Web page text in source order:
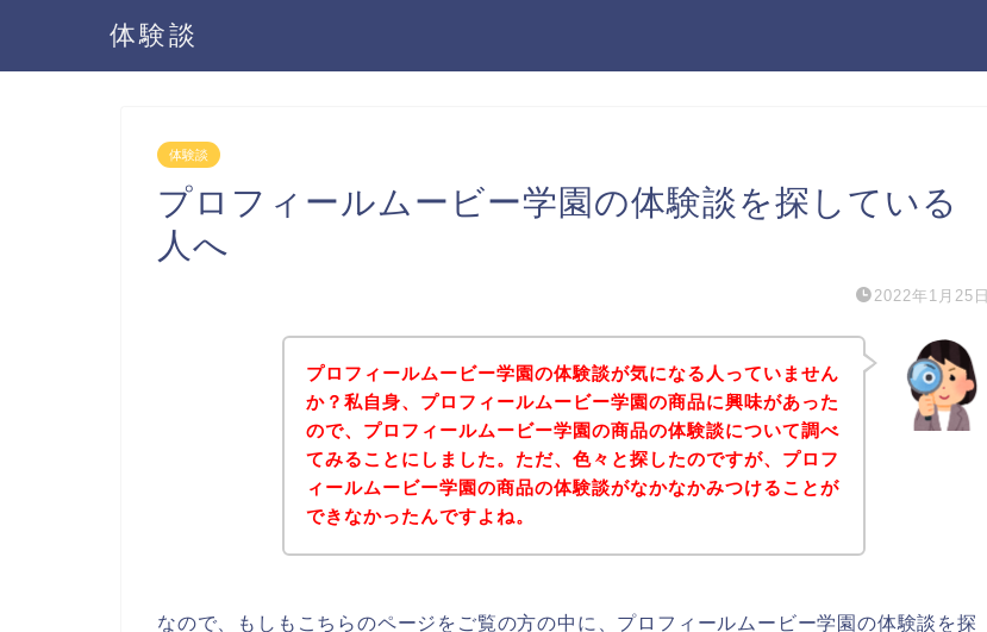
体験談
体験談
プロフィールムービー学園の体験談を探している
人へ
2022年1月25日
プロフィールムービー学園の体験談が気になる人っていません
か？私自身、プロフィールムービー学園の商品に興味があった
ので、プロフィールムービー学園の商品の体験談について調べ
てみることにしました。ただ、色々と探したのですが、プロフ
ィールムービー学園の商品の体験談がなかなかみつけることが
できなかったんですよね。
なので、もしもこちらのページをご覧の方の中に、プロフィールムービー学園の体験談を探